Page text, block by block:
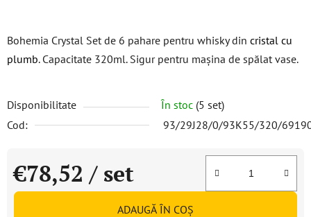
Bohemia Crystal Set de 6 pahare pentru whisky din cristal cu
plumb. Capacitate 320ml. Sigur pentru mașina de spălat vase.
Disponibilitate În stoc (5 set)
Cod:
93/29J28/0/93K55/320/
€78,52 / set
Evaluare preţ:
ADAUGĂ ÎN COŞ